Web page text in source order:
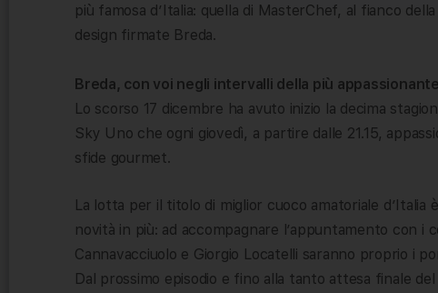
più famosa d’Italia: quella di MasterChef, al fianco
design firmate Breda.
Breda, con voi negli intervalli della più
Lo scorso 17 dicembre ha avuto inizio la decima
Sky Uno che ogni giovedì, a partire dalle 21.15,
sfide gourmet.
La lotta per il titolo di miglior cuoco amatoriale d’Italia
novità in più: ad accompagnare l’appuntamento con
Cannavacciuolo e Giorgio Locatelli saranno proprio i
Dal prossimo episodio e fino alla tanto attesa finale